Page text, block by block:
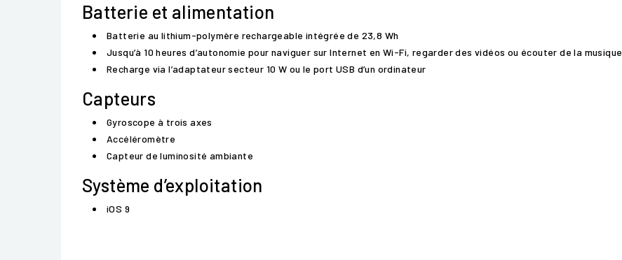
Batterie et alimentation
Batterie au lithium-polymère rechargeable intégrée de 23,8 Wh
Jusqu’à 10 heures d’autonomie pour naviguer sur Internet en Wi-Fi, regarder des vidéos ou écouter de la musique
Recharge via l’adaptateur secteur 10 W ou le port USB d’un ordinateur
Capteurs
Gyroscope à trois axes
Accéléromètre
Capteur de luminosité ambiante
Système d’exploitation
iOS 9